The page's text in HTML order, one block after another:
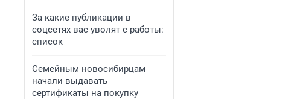
За какие публикации в
соцсетях вас уволят с работы:
список
Семейным новосибирцам
начали выдавать
сертификаты на покупку